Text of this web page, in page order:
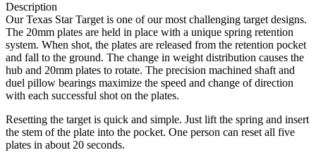
Description
Our Texas Star Target is one of our most challenging target designs.
The 20mm plates are held in place with a unique spring retention
system. When shot, the plates are released from the retention pocket
and fall to the ground. The change in weight distribution causes the
hub and 20mm plates to rotate. The precision machined shaft and
duel pillow bearings maximize the speed and change of direction
with each successful shot on the plates.
Resetting the target is quick and simple. Just lift the spring and insert
the stem of the plate into the pocket. One person can reset all five
plates in about 20 seconds.